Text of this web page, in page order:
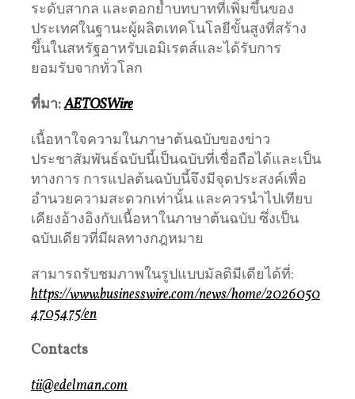
ระดับสากล และตอกย้ำบทบาทที่เพิ่มขึ้นของ
ประเทศในฐานะผู้ผลิตเทคโนโลยีขั้นสูงที่สร้าง
ขึ้นในสหรัฐอาหรับเอมิเรตส์และได้รับการ
ยอมรับจากทั่วโลก
ที่มา:AETOSWire
เนื้อหาใจความในภาษาต้นฉบับของข่าว
ประชาสัมพันธ์ฉบับนี้เป็นฉบับที่เชื่อถือได้และเป็น
ทางการ การแปลต้นฉบับนี้จึงมีจุดประสงค์เพื่อ
อำนวยความสะดวกเท่านั้น และควรนำไปเทียบ
เคียงอ้างอิงกับเนื้อหาในภาษาต้นฉบับ ซึ่งเป็น
ฉบับเดียวที่มีผลทางกฎหมาย
สามารถรับชมภาพในรูปแบบมัลติมีเดียได้ที่:
https://www.businesswire.com/news/home/2026050
4705475/en
Contacts
tii@edelman.com